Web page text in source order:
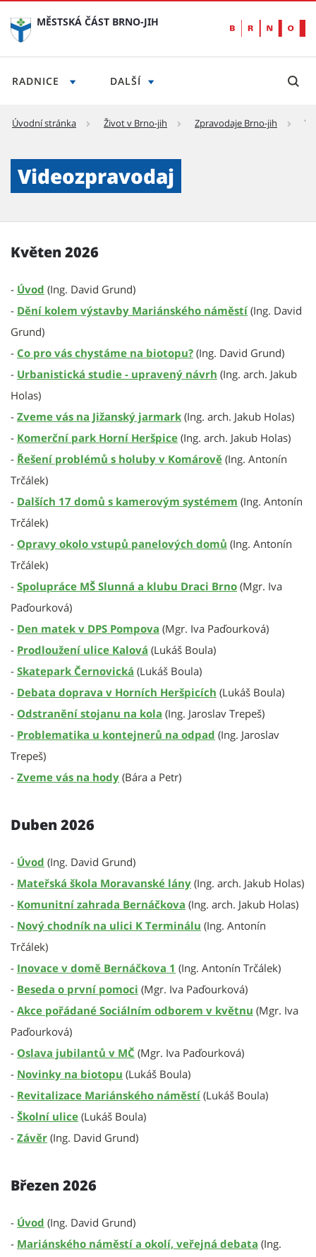
MĚSTSKÁ ČÁST BRNO-JIH
RADNICE DALŠÍ
Úvodní stránka Život v Brno-jih Zpravodaje Brno-jih
Videozpravodaj
Květen 2026
- Úvod (Ing. David Grund)
- Dění kolem výstavby Mariánského náměstí (Ing. David
Grund)
- Co pro vás chystáme na biotopu? (Ing. David Grund)
- Urbanistická studie - upravený návrh (Ing. arch. Jakub
Holas)
- Zveme vás na Jižanský jarmark (Ing. arch. Jakub Holas)
- Komerční park Horní Heršpice (Ing. arch. Jakub Holas)
- Řešení problémů s holuby v Komárově (Ing. Antonín
Trčálek)
- Dalších 17 domů s kamerovým systémem (Ing. Antonín
Trčálek)
- Opravy okolo vstupů panelových domů (Ing. Antonín
Trčálek)
- Spolupráce MŠ Slunná a klubu Draci Brno (Mgr. Iva
Paďourková)
- Den matek v DPS Pompova (Mgr. Iva Paďourková)
- Prodloužení ulice Kalová (Lukáš Boula)
- Skatepark Černovická (Lukáš Boula)
- Debata doprava v Horních Heršpicích (Lukáš Boula)
- Odstranění stojanu na kola (Ing. Jaroslav Trepeš)
- Problematika u kontejnerů na odpad (Ing. Jaroslav
Trepeš)
- Zveme vás na hody (Bára a Petr)
Duben 2026
- Úvod (Ing. David Grund)
- Mateřská škola Moravanské lány (Ing. arch. Jakub Holas)
- Komunitní zahrada Bernáčkova (Ing. arch. Jakub Holas)
- Nový chodník na ulici K Terminálu (Ing. Antonín
Trčálek)
- Inovace v domě Bernáčkova 1 (Ing. Antonín Trčálek)
- Beseda o první pomoci (Mgr. Iva Paďourková)
- Akce pořádané Sociálním odborem v květnu (Mgr. Iva
Paďourková)
- Oslava jubilantů v MČ (Mgr. Iva Paďourková)
- Novinky na biotopu (Lukáš Boula)
- Revitalizace Mariánského náměstí (Lukáš Boula)
- Školní ulice (Lukáš Boula)
- Závěr (Ing. David Grund)
Březen 2026
- Úvod (Ing. David Grund)
- Mariánského náměstí a okolí, veřejná debata (Ing.